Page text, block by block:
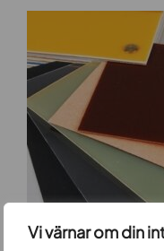
Vi värnar om din